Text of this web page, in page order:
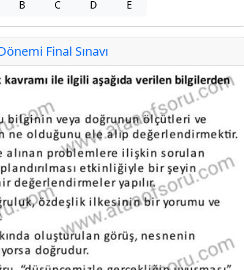
B C D E
Final Sınavı